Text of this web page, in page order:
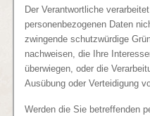
Der Verantwortliche
personenbezogenen Daten
zwingende schutzwürdige
nachweisen, die Ihre
überwiegen, oder die
Ausübung oder Verteidigung
Werden die Sie betreffenden